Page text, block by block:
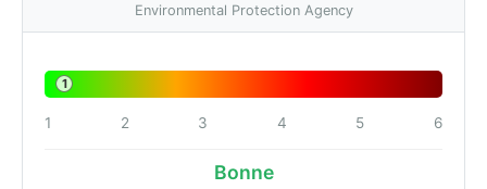
Environmental Protection Agency
1
1 2 3 4 5 6
Bonne